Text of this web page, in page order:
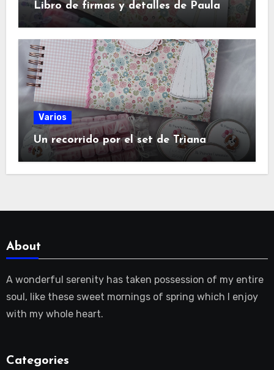
Libro de firmas y detalles de Paula
Varios
Un recorrido por el set de Triana
About
A wonderful serenity has taken possession of my entire
soul, like these sweet mornings of spring which I enjoy
with my whole heart.
Categories